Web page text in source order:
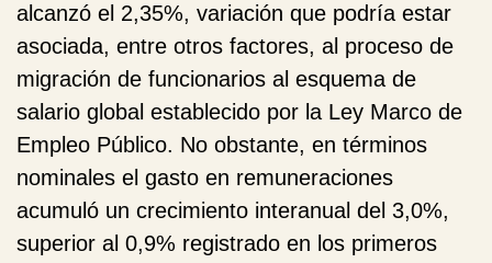
alcanzó el 2,35%, variación que podría estar
asociada, entre otros factores, al proceso de
migración de funcionarios al esquema de
salario global establecido por la Ley Marco de
Empleo Público. No obstante, en términos
nominales el gasto en remuneraciones
acumuló un crecimiento interanual del 3,0%,
superior al 0,9% registrado en los primeros